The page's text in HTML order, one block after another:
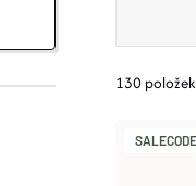
A
130
V